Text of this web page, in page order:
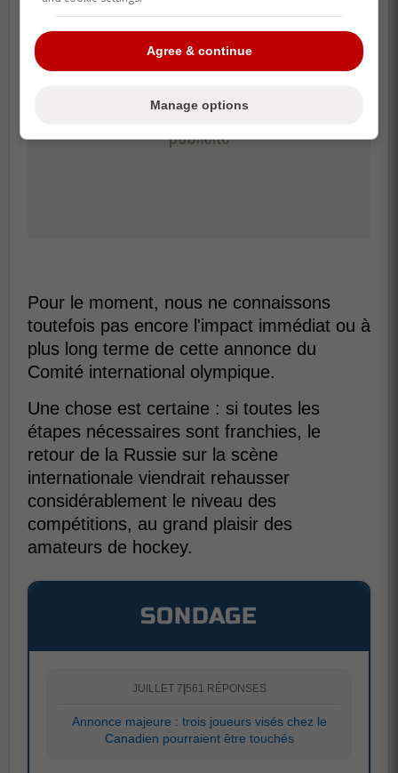
Pour le moment, nous ne connaissons
toutefois pas encore l'impact immédiat ou à
plus long terme de cette annonce du
Comité international olympique.
Une chose est certaine : si toutes les
étapes nécessaires sont franchies, le
retour de la Russie sur la scène
internationale viendrait rehausser
considérablement le niveau des
compétitions, au grand plaisir des
amateurs de hockey.
SONDAGE
JUILLET 7|561 RÉPONSES
Annonce majeure : trois joueurs visés chez le
Canadien pourraient être touchés
Agree & continue
Manage options